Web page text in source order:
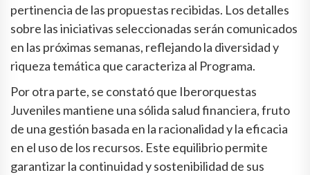
pertinencia de las propuestas recibidas. Los detalles
sobre las iniciativas seleccionadas serán comunicados
en las próximas semanas, reflejando la diversidad y
riqueza temática que caracteriza al Programa.
Por otra parte, se constató que Iberorquestas
Juveniles mantiene una sólida salud financiera, fruto
de una gestión basada en la racionalidad y la eficacia
en el uso de los recursos. Este equilibrio permite
garantizar la continuidad y sostenibilidad de sus